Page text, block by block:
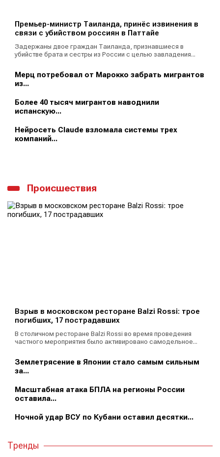
Премьер-министр Таиланда, принёс извинения в
связи с убийством россиян в Паттайе
Задержаны двое граждан Таиланда, признавшиеся в
убийстве брата и сестры из России с целью завладения...
Мерц потребовал от Марокко забрать мигрантов
из...
Более 40 тысяч мигрантов наводнили
испанскую...
Нейросеть Claude взломала системы трех
компаний...
Происшествия
Взрыв в московском ресторане Balzi Rossi: трое
погибших, 17 пострадавших
В столичном ресторане Balzi Rossi во время проведения
частного мероприятия было активировано самодельное...
Землетрясение в Японии стало самым сильным
за...
Масштабная атака БПЛА на регионы России
оставила...
Ночной удар ВСУ по Кубани оставил десятки...
Тренды